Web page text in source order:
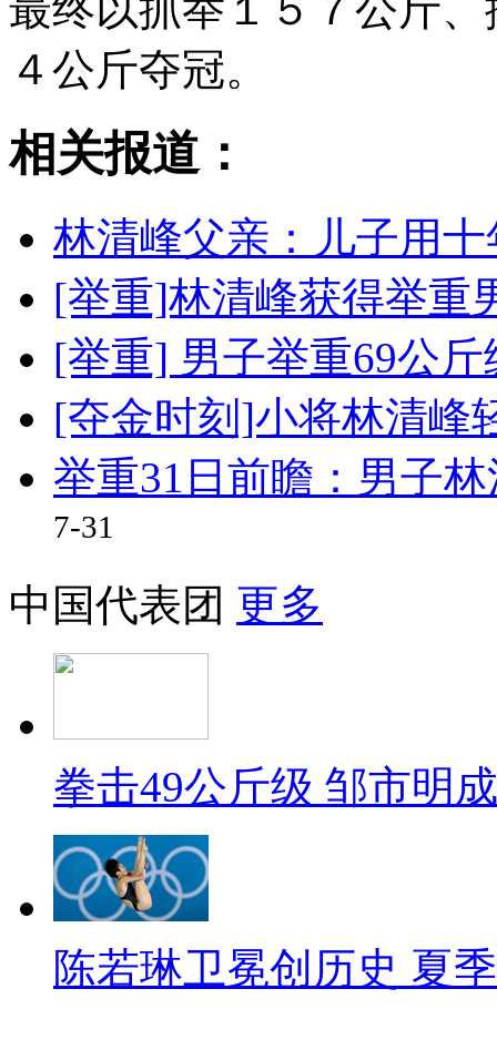
４公斤夺冠。
相关报道：
林清峰父亲：儿子用
[举重]林清峰获得举重
[举重] 男子举重69公
[夺金时刻]小将林清峰
举重31日前瞻：男子
7-31
中国代表团 更多
拳击49公斤级 邹市明
陈若琳卫冕创历史 夏